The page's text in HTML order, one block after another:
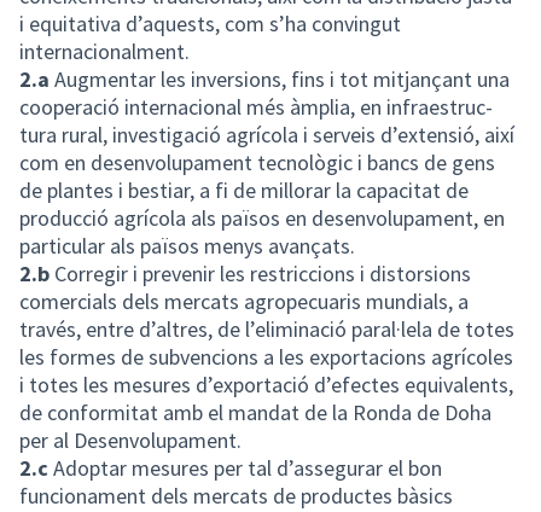
i equitativa d’aquests, com s’ha convingut
internacionalment.
2.a Augmentar les inversions, fins i tot mitjançant una
cooperació internacional més àmplia, en infraestruc­
tura rural, investigació agrícola i serveis d’extensió, així
com en desenvolupament tecnològic i bancs de gens
de plantes i bestiar, a fi de millorar la capacitat de
producció agrícola als països en desenvolupament, en
particular als països menys avançats.
2.b Corregir i prevenir les restriccions i distorsions
comercials dels mercats agropecuaris mundials, a
través, entre d’altres, de l’eliminació paral·lela de totes
les formes de subvencions a les exportacions agrícoles
i totes les mesures d’exportació d’efectes equivalents,
de conformitat amb el mandat de la Ronda de Doha
per al Desenvolupament.
2.c Adoptar mesures per tal d’assegurar el bon
funcionament dels mercats de productes bàsics